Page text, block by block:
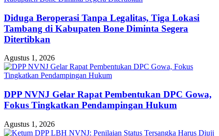
Diduga Beroperasi Tanpa Legalitas, Tiga Lokasi
Tambang di Kabupaten Bone Diminta Segera
Ditertibkan
Agustus 1, 2026
DPP NVNJ Gelar Rapat Pembentukan DPC Gowa,
Fokus Tingkatkan Pendampingan Hukum
Agustus 1, 2026